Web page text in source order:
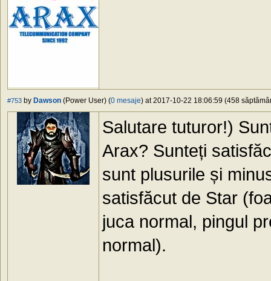
#753 by Dawson (Power User) (0 mesaje) at 2017-10-22 18:06:59 (458
Salutare tuturor!)
Arax? Sunteți
sunt plusurile și
satisfăcut de Star
juca normal, pingul
normal).